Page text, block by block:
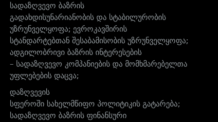
სადაზღვევო ბაზრის
გადახდისუნარიანობის და სტაბილურობის
უზრუნველყოფა; ევროკავშირის
სტანდარტებთან შესაბამისობის უზრუნველყოფა;
ადგილობრივი ბაზრის ინტერესების
– სადაზღვევო კომპანიების და მომხმარებელთა
უფლებების დაცვა;
დაზღვევის
სფეროში სახელმწიფო პოლიტიკის გატარება;
სადაზღვევო ბაზრის ფინანსური